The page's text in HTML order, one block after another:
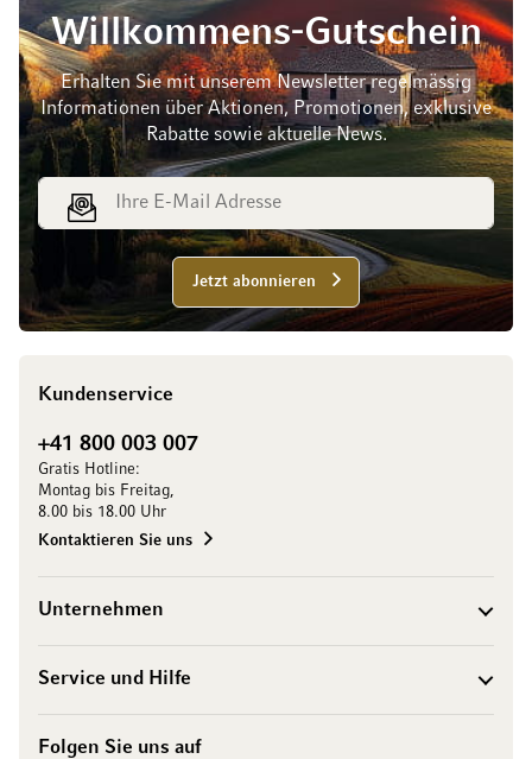
Willkommens-Gutschein
Erhalten Sie mit unserem Newsletter regelmässig
Informationen über Aktionen, Promotionen, exklusive
Rabatte sowie aktuelle News.
E-Mail Adresse
Jetzt abonnieren
Kundenservice
+41 800 003 007
Gratis Hotline:
Montag bis Freitag,
8.00 bis 18.00 Uhr
Kontaktieren Sie uns
Unternehmen
Service und Hilfe
Folgen Sie uns auf